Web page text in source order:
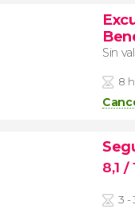
Sin
8
8,1 /
3 -